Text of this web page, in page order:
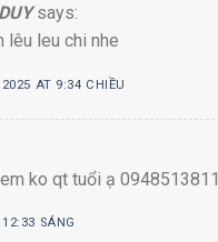
says:
lêu leu chi nhe
AT 9:34 CHIỀU
ko qt tuổi ạ 0948513811
SÁNG